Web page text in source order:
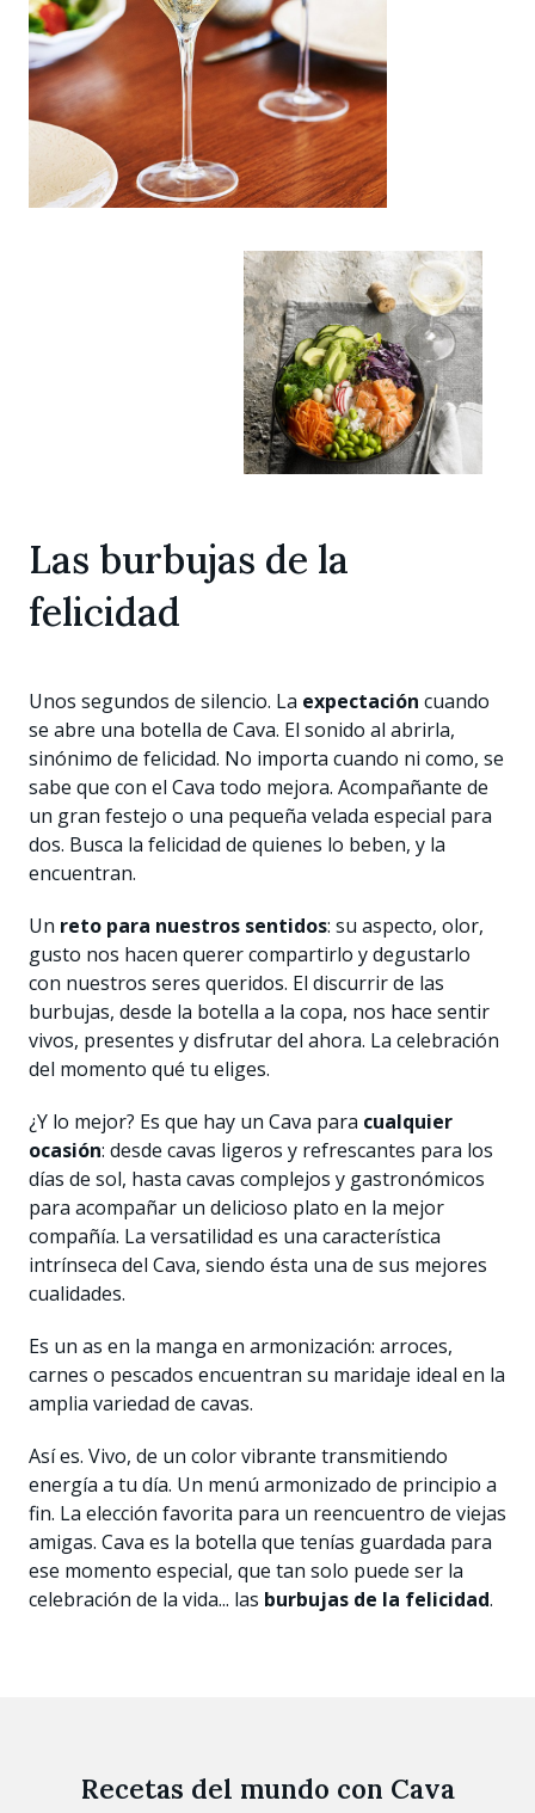
Las burbujas de la
felicidad
Unos segundos de silencio. La expectación cuando
se abre una botella de Cava. El sonido al abrirla,
sinónimo de felicidad. No importa cuando ni como, se
sabe que con el Cava todo mejora. Acompañante de
un gran festejo o una pequeña velada especial para
dos. Busca la felicidad de quienes lo beben, y la
encuentran.
Un reto para nuestros sentidos: su aspecto, olor,
gusto nos hacen querer compartirlo y degustarlo
con nuestros seres queridos. El discurrir de las
burbujas, desde la botella a la copa, nos hace sentir
vivos, presentes y disfrutar del ahora. La celebración
del momento qué tu eliges.
¿Y lo mejor? Es que hay un Cava para cualquier
ocasión: desde cavas ligeros y refrescantes para los
días de sol, hasta cavas complejos y gastronómicos
para acompañar un delicioso plato en la mejor
compañía. La versatilidad es una característica
intrínseca del Cava, siendo ésta una de sus mejores
cualidades.
Es un as en la manga en armonización: arroces,
carnes o pescados encuentran su maridaje ideal en la
amplia variedad de cavas.
Así es. Vivo, de un color vibrante transmitiendo
energía a tu día. Un menú armonizado de principio a
fin. La elección favorita para un reencuentro de viejas
amigas. Cava es la botella que tenías guardada para
ese momento especial, que tan solo puede ser la
celebración de la vida... las burbujas de la felicidad.
Recetas del mundo con Cava